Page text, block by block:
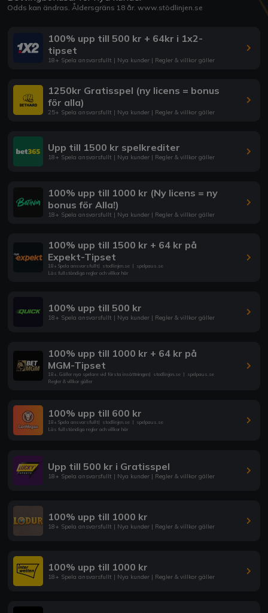
Odds kan ändras. Åldersgräns 18 år. www.stödlinjen.se
100% upp till 500 kr + 64kr i 1x2-
tipset
18+ Spela ansvarsfullt | Nya kunder | Regler & villkor gäller
1250kr Gratisspel (ny licens = bonus
för alla)
25+ Spela ansvarsfullt | Nya kunder | Regler & villkor gäller
Upp till 1500 kr spelkrediter
18+ Spela ansvarsfullt | Nya kunder | Regler & villkor gäller
100% upp till 1000 kr (Ny licens = ny
bonus för Alla!)
18+ Spela ansvarsfullt | Nya kunder | Regler & villkor gäller
100% upp till 1500 kr + 64 kr på
Expekt-Tipset
18+ Spela ansvarsfullt| stodlinjen.se | spelpaus.se
Läs fullständiga regler och villkor här
100% upp till 500 kr
18+ Spela ansvarsfullt | Nya kunder | Regler & villkor gäller
100% upp till 1000 kr + 64 kr på
MGM-Tipset
18+. Gäller nya spelare vid första insättningen| stodlinjen.se | spelpaus.se
Regler & villkor gäller
100% upp till 600 kr
18+ Spela ansvarsfullt| stodlinjen.se | spelpaus.se
Läs fullständiga regler och villkor här
Upp till 500 kr i Gratisspel
18+ Spela ansvarsfullt | Nya kunder | Regler & villkor gäller
100% upp till 1000 kr
18+ Spela ansvarsfullt | Nya kunder | Regler & villkor gäller
100% upp till 1000 kr
18+ Spela ansvarsfullt | Nya kunder | Regler & villkor gäller